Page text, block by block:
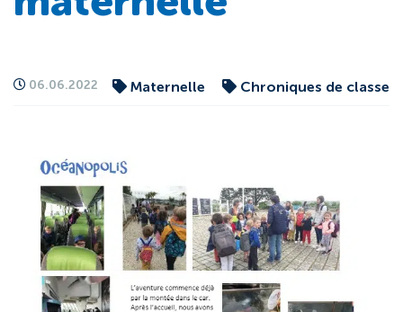
06.06.2022 Maternelle Chroniques de classe